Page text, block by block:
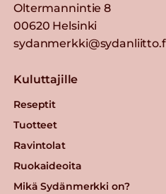
Oltermannintie 8
00620 Helsinki
Kuluttajille
Reseptit
Tuotteet
Ravintolat
Ruokaideoita
Mikä Sydänmerkki on?